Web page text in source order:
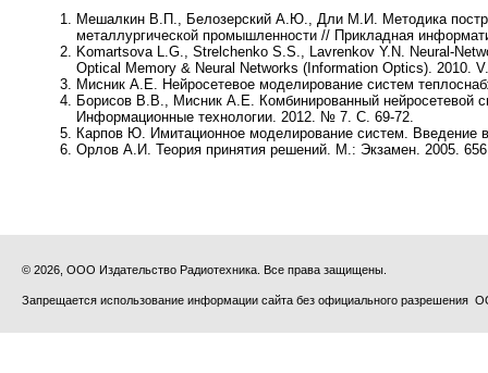
Мешалкин В.П., Белозерский А.Ю., Дли М.И. Методика
металлургической промышленности // Прикладная
Komartsova L.G., Strelchenko S.S., Lavrenkov Y.N. Neural-
Optical Memory & Neural Networks (Information Optics). 2010.
Мисник А.Е. Нейросетевое моделирование систем
Борисов В.В., Мисник А.Е. Комбинированный нейросетевой
Информационные технологии. 2012. № 7. С. 69-72.
Карпов Ю. Имитационное моделирование систем.
Орлов А.И. Теория принятия решений. М.: Экзамен. 2005.
© 2026, ООО Издательство Радиотехника. Все права защищены.
Запрещается использование информации сайта без официального разрешения